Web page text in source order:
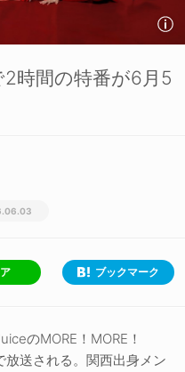
時間の特番が6月5
ブックマーク
のMORE！MORE！
送される。関西出身メン